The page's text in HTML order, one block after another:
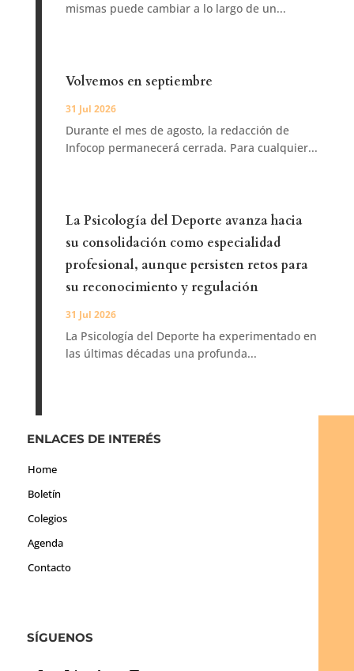
mismas puede cambiar a lo largo de un...
Volvemos en septiembre
31 Jul 2026
Durante el mes de agosto, la redacción de
Infocop permanecerá cerrada. Para cualquier...
La Psicología del Deporte avanza hacia
su consolidación como especialidad
profesional, aunque persisten retos para
su reconocimiento y regulación
31 Jul 2026
La Psicología del Deporte ha experimentado en
las últimas décadas una profunda...
ENLACES DE INTERÉS
Home
Boletín
Colegios
Agenda
Contacto
SÍGUENOS